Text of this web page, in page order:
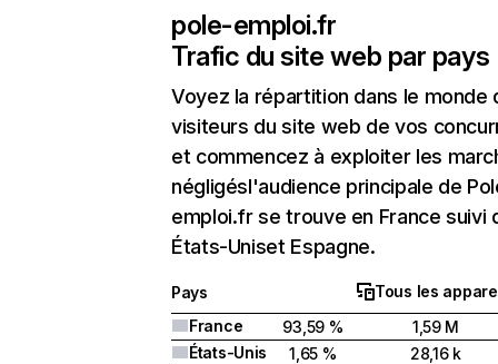
pole-emploi.fr
Trafic du site web par pays
Voyez la répartition dans le monde
visiteurs du site web de vos
et commencez à exploiter les
négligésl'audience principale de
emploi.fr se trouve en France suivi
États-Uniset Espagne.
Pays
Tous les
France
93,59 %
1,59 M
États-Unis
1,65 %
28,16 k